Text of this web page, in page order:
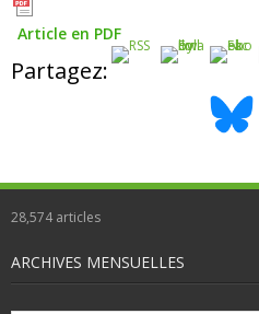
Article en PDF
Partagez:
28,574articles
ARCHIVES MENSUELLES
Archives